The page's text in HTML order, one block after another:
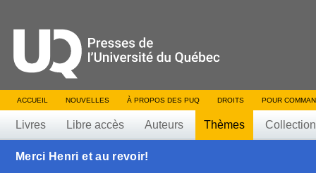
ACCUEIL NOUVELLES À PROPOS DES PUQ DROITS POUR
Livres Libre accès Auteurs Thèmes
Merci Henri et au revoir!